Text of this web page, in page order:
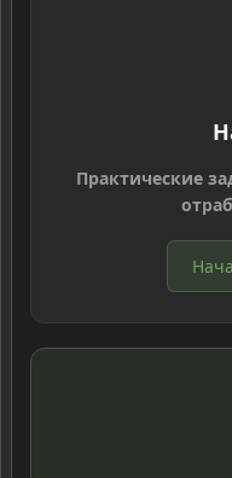
Практические